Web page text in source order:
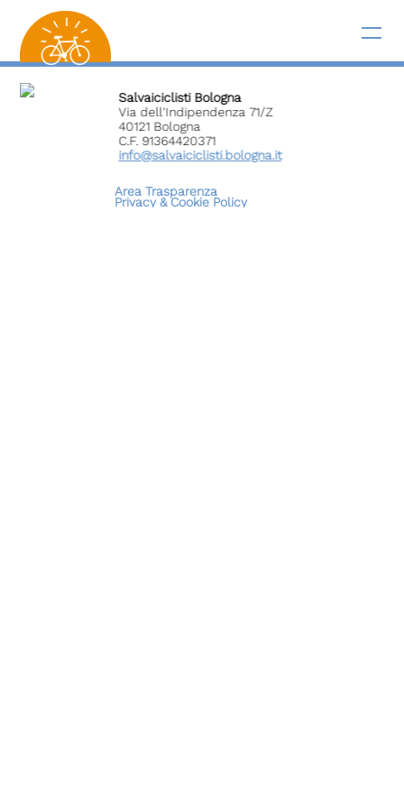
Salvaiciclisti Bologna
Via dell'Indipendenza 71/Z
40121 Bologna
C.F. 91364420371
info@salvaiciclisti.bologna.it
Area Trasparenza
Privacy & Cookie Policy